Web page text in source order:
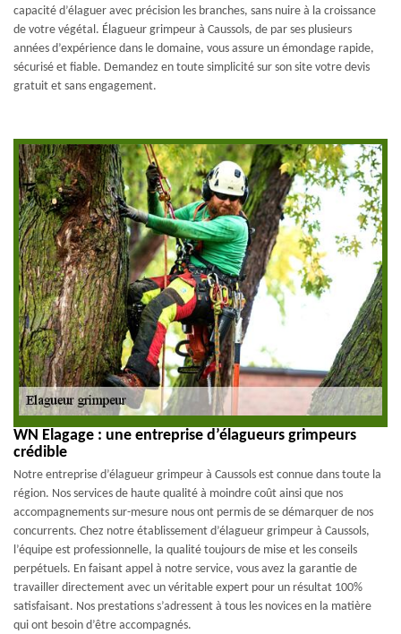
capacité d’élaguer avec précision les branches, sans nuire à la croissance
de votre végétal. Élagueur grimpeur à Caussols, de par ses plusieurs
années d’expérience dans le domaine, vous assure un émondage rapide,
sécurisé et fiable. Demandez en toute simplicité sur son site votre devis
gratuit et sans engagement.
WN Elagage : une entreprise d’élagueurs grimpeurs
crédible
Notre entreprise d’élagueur grimpeur à Caussols est connue dans toute la
région. Nos services de haute qualité à moindre coût ainsi que nos
accompagnements sur-mesure nous ont permis de se démarquer de nos
concurrents. Chez notre établissement d’élagueur grimpeur à Caussols,
l’équipe est professionnelle, la qualité toujours de mise et les conseils
perpétuels. En faisant appel à notre service, vous avez la garantie de
travailler directement avec un véritable expert pour un résultat 100%
satisfaisant. Nos prestations s’adressent à tous les novices en la matière
qui ont besoin d’être accompagnés.